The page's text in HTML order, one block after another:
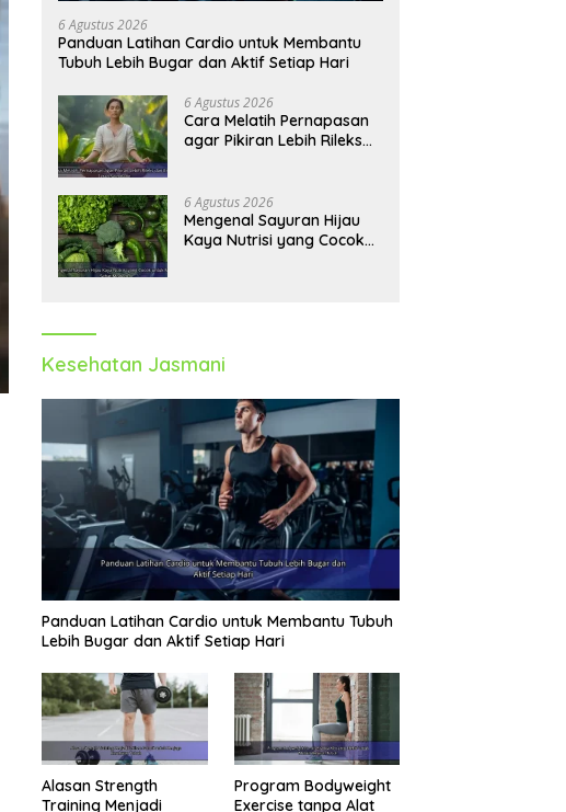
6 Agustus 2026
Panduan Latihan Cardio untuk Membantu
Tubuh Lebih Bugar dan Aktif Setiap Hari
6 Agustus 2026
Cara Melatih Pernapasan
agar Pikiran Lebih Rileks
6 Agustus 2026
Mengenal Sayuran Hijau
Kaya Nutrisi yang Cocok
Kesehatan Jasmani
Panduan Latihan Cardio untuk Membantu Tubuh
Lebih Bugar dan Aktif Setiap Hari
Alasan Strength
Training Menjadi
Program Bodyweight
Exercise tanpa Alat